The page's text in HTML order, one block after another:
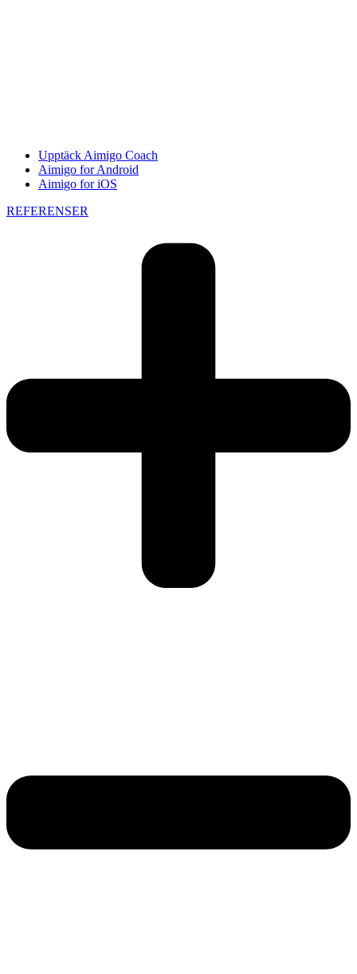
Upptäck Aimigo Coach
Aimigo for Android
Aimigo for iOS
REFERENSER